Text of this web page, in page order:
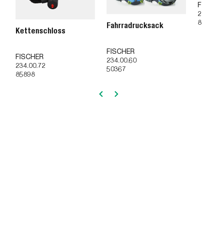
Kettenschloss
FISCHER
234.00.72
85898
Fahrradrucksack
FISCHER
234.00.60
50367
85995